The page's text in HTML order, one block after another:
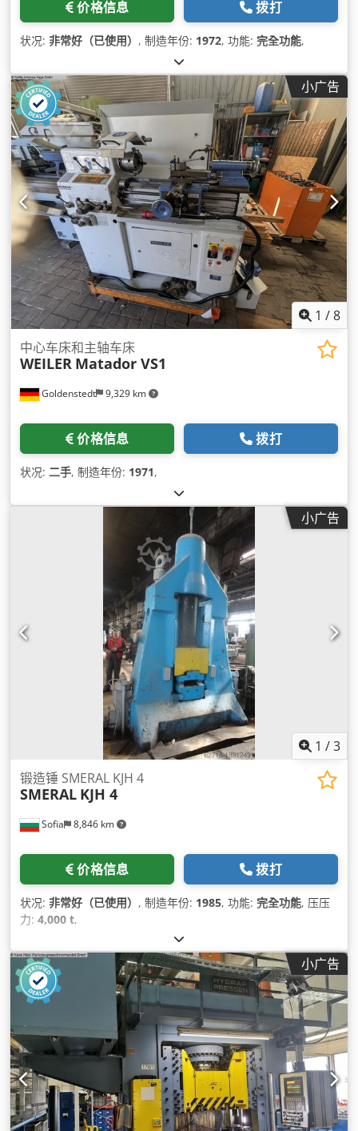
价格信息 拨打
状况: 非常好（已使用） , 制造年份: 1972, 功能: 完全功能,
小广告
1 /8
Goldenstedt 9,329 km
中心车床和主轴车床
WEILER Matador VS1
价格信息 拨打
状况: 二手, 制造年份: 1971,
小广告
1 /3
Sofia 8,846 km
锻造锤 SMERAL KJH 4
SMERAL KJH 4
价格信息 拨打
状况: 非常好（已使用） , 制造年份: 1985, 功能: 完全功能, 压压
力: 4,000 t,
小广告